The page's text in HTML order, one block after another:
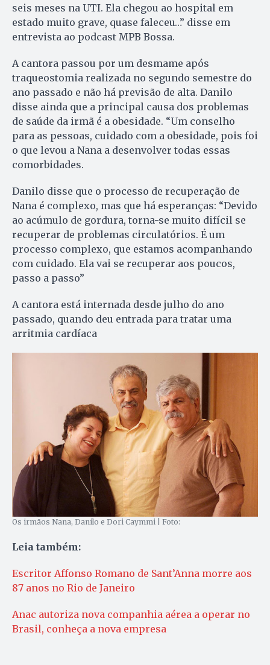
seis meses na UTI. Ela chegou ao hospital em
estado muito grave, quase faleceu…” disse em
entrevista ao podcast MPB Bossa.
A cantora passou por um desmame após
traqueostomia realizada no segundo semestre do
ano passado e não há previsão de alta. Danilo
disse ainda que a principal causa dos problemas
de saúde da irmã é a obesidade. “Um conselho
para as pessoas, cuidado com a obesidade, pois foi
o que levou a Nana a desenvolver todas essas
comorbidades.
Danilo disse que o processo de recuperação de
Nana é complexo, mas que há esperanças: “Devido
ao acúmulo de gordura, torna-se muito difícil se
recuperar de problemas circulatórios. É um
processo complexo, que estamos acompanhando
com cuidado. Ela vai se recuperar aos poucos,
passo a passo”
A cantora está internada desde julho do ano
passado, quando deu entrada para tratar uma
arritmia cardíaca
Os irmãos Nana, Danilo e Dori Caymmi | Foto:
Leia também:
Escritor Affonso Romano de Sant’Anna morre aos
87 anos no Rio de Janeiro
Anac autoriza nova companhia aérea a operar no
Brasil, conheça a nova empresa